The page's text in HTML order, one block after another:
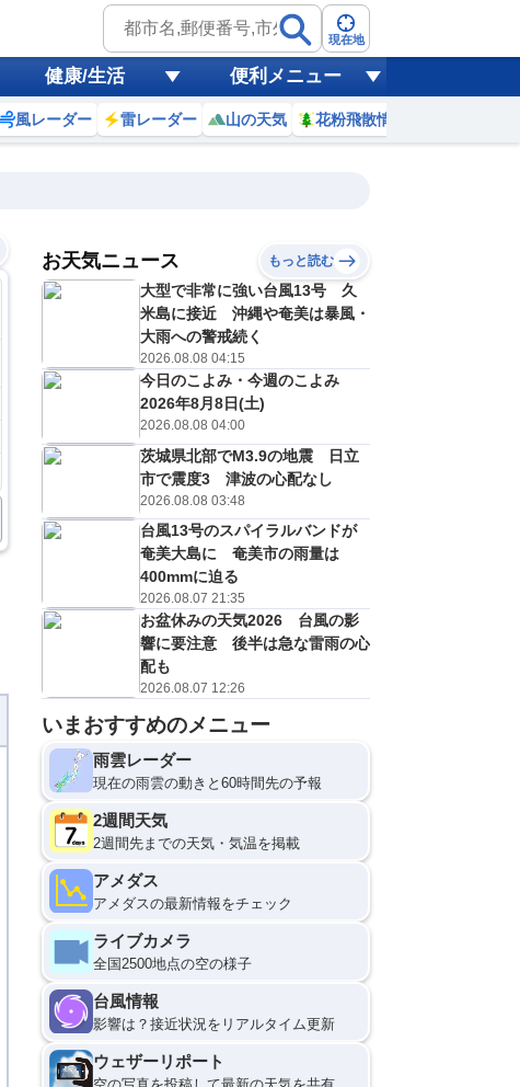
現在地
健康/生活 便利メニュー
風レーダー 雷レーダー 山の天気 花粉飛散情報
19
℃
21
(金)
C
29℃
20
20%
22
(土)
E
29 ℃
20
30 %
予報の
信頼度
B
C
？
お天気ニュース もっと読む
大型で非常に強い台風13号 久
米島に接近 沖縄や奄美は暴風・
大雨への警戒続く
2026.08.08 04:15
今日のこよみ・今週のこよみ
2026年8月8日(土)
2026.08.08 04:00
茨城県北部でM3.9の地震 日立
市で震度3 津波の心配なし
2026.08.08 03:48
台風13号のスパイラルバンドが
奄美大島に 奄美市の雨量は
400mmに迫る
2026.08.07 21:35
お盆休みの天気2026 台風の影
響に要注意 後半は急な雷雨の心
配も
2026.08.07 12:26
いまおすすめのメニュー
雨雲レーダー
現在の雨雲の動きと60時間先の予報
2週間天気
2週間先までの天気・気温を掲載
アメダス
アメダスの最新情報をチェック
ライブカメラ
全国2500地点の空の様子
台風情報
影響は？接近状況をリアルタイム更新
ウェザーリポート